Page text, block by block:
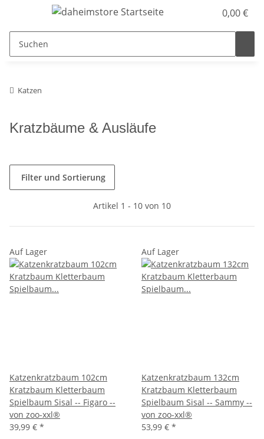
0,00 €
Katzen
Kratzbäume & Ausläufe
Filter und Sortierung
Artikel 1 - 10 von 10
Auf Lager
Katzenkratzbaum 102cm
Kratzbaum Kletterbaum
Spielbaum Sisal -- Figaro --
von zoo-xxl®
39,99 € *
Auf Lager
Katzenkratzbaum 132cm
Kratzbaum Kletterbaum
Spielbaum Sisal -- Sammy --
von zoo-xxl®
53,99 € *